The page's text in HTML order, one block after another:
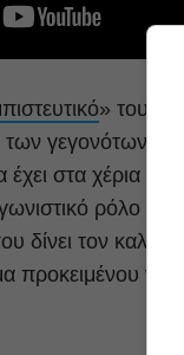
» του
των γεγονότων
έχει στα χέρια
ρόλο
δίνει τον
προκειμένου να